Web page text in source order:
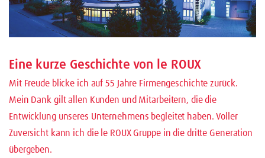
Eine kurze Geschichte von le ROUX
Mit Freude blicke ich auf 55 Jahre Firmengeschichte zurück.
Mein Dank gilt allen Kunden und Mitarbeitern, die die
Entwicklung unseres Unternehmens begleitet haben. Voller
Zuversicht kann ich die le ROUX Gruppe in die dritte Generation
übergeben.